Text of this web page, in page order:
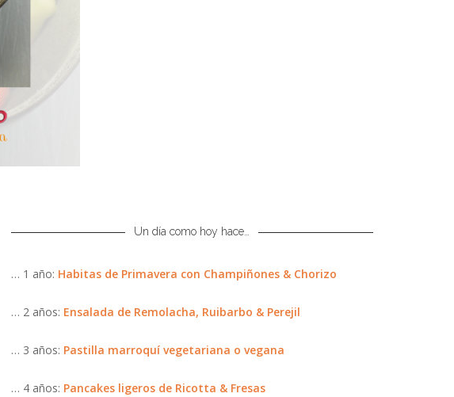
Un día como hoy hace…
… 1 año: Habitas de Primavera con Champiñones & Chorizo
… 2 años: Ensalada de Remolacha, Ruibarbo & Perejil
… 3 años: Pastilla marroquí vegetariana o vegana
… 4 años: Pancakes ligeros de Ricotta & Fresas